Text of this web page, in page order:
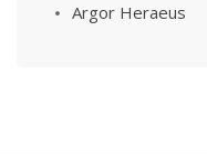
Argor Heraeus